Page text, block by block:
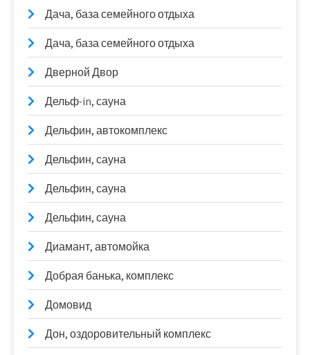
Дача, база семейного отдыха
Дача, база семейного отдыха
Дверной Двор
Дельф-in, сауна
Дельфин, автокомплекс
Дельфин, сауна
Дельфин, сауна
Дельфин, сауна
Диамант, автомойка
Добрая банька, комплекс
Домовид
Дон, оздоровительный комплекс